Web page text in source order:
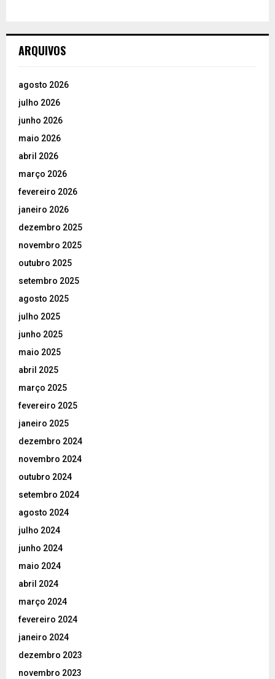
ARQUIVOS
agosto 2026
julho 2026
junho 2026
maio 2026
abril 2026
março 2026
fevereiro 2026
janeiro 2026
dezembro 2025
novembro 2025
outubro 2025
setembro 2025
agosto 2025
julho 2025
junho 2025
maio 2025
abril 2025
março 2025
fevereiro 2025
janeiro 2025
dezembro 2024
novembro 2024
outubro 2024
setembro 2024
agosto 2024
julho 2024
junho 2024
maio 2024
abril 2024
março 2024
fevereiro 2024
janeiro 2024
dezembro 2023
novembro 2023